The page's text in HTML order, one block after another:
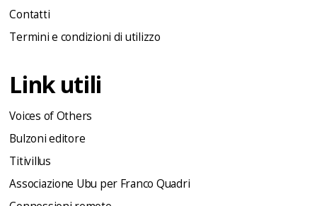
Contatti
Termini e condizioni di utilizzo
Link utili
Voices of Others
Bulzoni editore
Titivillus
Associazione Ubu per Franco Quadri